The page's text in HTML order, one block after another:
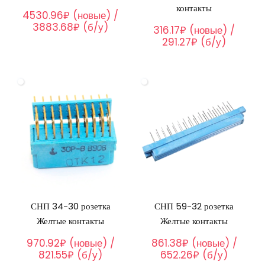
4530.96₽ (новые) /
3883.68₽ (б/у)
контакты
316.17₽ (новые) /
291.27₽ (б/у)
СНП 34-30 розетка
Желтые контакты
970.92₽ (новые) /
821.55₽ (б/у)
СНП 59-32 розетка
Желтые контакты
861.38₽ (новые) /
652.26₽ (б/у)